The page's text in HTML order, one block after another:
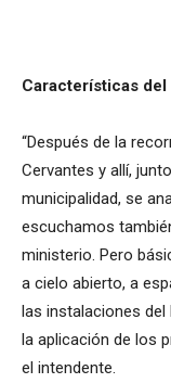
Características del
“Después de la
Cervantes y allí,
municipalidad, se
escuchamos
ministerio. Pero
a cielo abierto, a
las instalaciones
la aplicación de los
el intendente.